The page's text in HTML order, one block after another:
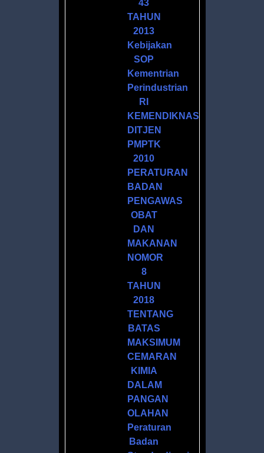
43
TAHUN
2013
Kebijakan
SOP
Kementrian
Perindustrian
RI
KEMENDIKNAS
DITJEN
PMPTK
2010
PERATURAN
BADAN
PENGAWAS
OBAT
DAN
MAKANAN
NOMOR
8
TAHUN
2018
TENTANG
BATAS
MAKSIMUM
CEMARAN
KIMIA
DALAM
PANGAN
OLAHAN
Peraturan
Badan